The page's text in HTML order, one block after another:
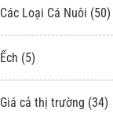
Các Loại Cá Nuôi (50)
Ếch (5)
Giá cả thị trường (34)